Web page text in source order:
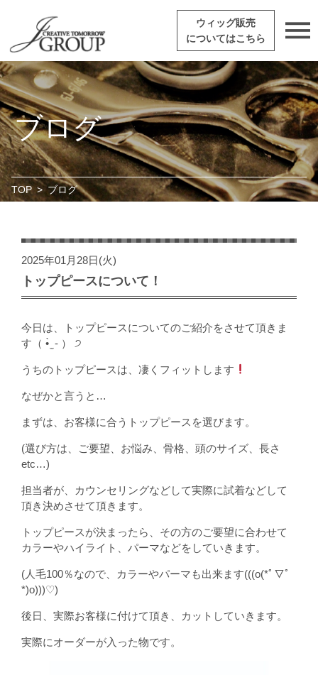
ウィッグ販売
についてはこちら
ブログ
TOP > ブログ
2025年01月28日(火)
トップピースについて！
今日は、トップピースについてのご紹介をさせて頂きま
す（ •̀ ̫ -︎︎ ） ੭
うちのトップピースは、凄くフィットします
なぜかと言うと…
まずは、お客様に合うトップピースを選びます。
(選び方は、ご要望、お悩み、骨格、頭のサイズ、長さ
etc…)
担当者が、カウンセリングなどして実際に試着などして
頂き決めさせて頂きます。
トップピースが決まったら、その方のご要望に合わせて
カラーやハイライト、パーマなどをしていきます。
(人毛100％なので、カラーやパーマも出来ます(((o(*ﾟ▽ﾟ
*)o)))♡)
後日、実際お客様に付けて頂き、カットしていきます。
実際にオーダーが入った物です。